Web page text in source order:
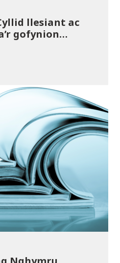
llesiant ac
gofynion